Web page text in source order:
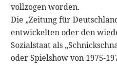
vollzogen worden.
Die „Zeitung für
entwickelten oder den
Sozialstaat als
oder Spielshow von 1975-